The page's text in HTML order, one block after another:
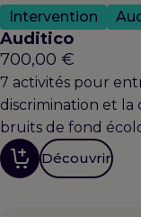
Intervention
Auditico
700,00 €
7 activités pour
discrimination et
bruits de fond
Découvrir